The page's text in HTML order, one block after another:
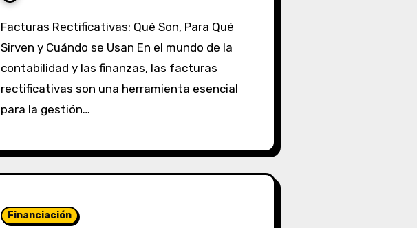
Facturas Rectificativas: Qué Son, Para Qué
Sirven y Cuándo se Usan En el mundo de la
contabilidad y las finanzas, las facturas
rectificativas son una herramienta esencial
para la gestión…
Financiación